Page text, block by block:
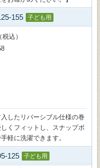
155 子ども用
込）
したリバーシブル仕様の巻
くフィットし、スナップボ
軽に洗濯できます。
125 子ども用